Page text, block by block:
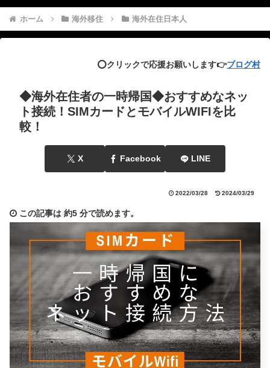
ホーム 海外移住 海外在住日本人
⭕️クリックで応援お願いします👉ブログ村
◆海外在住者の一時帰国◆おすすめなネッ
ト接続！SIMカードとモバイルWIFIを比
較！
X Facebook LINE
2022/03/28 2024/03/29
この記事は 約5 分で読めます。